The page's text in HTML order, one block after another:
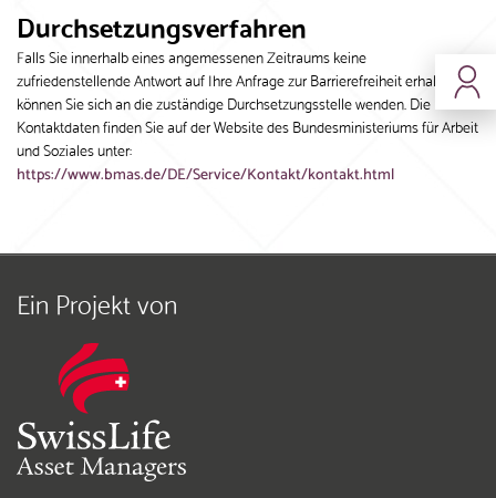
Durchsetzungsverfahren
Falls Sie innerhalb eines angemessenen Zeitraums keine
zufriedenstellende Antwort auf Ihre Anfrage zur Barrierefreiheit erhalten,
können Sie sich an die zuständige Durchsetzungsstelle wenden. Die
Kontaktdaten finden Sie auf der Website des Bundesministeriums für Arbeit
und Soziales unter:
https://www.bmas.de/DE/Service/Kontakt/kontakt.html
Ein Projekt von